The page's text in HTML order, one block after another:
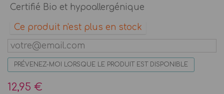
Certifié Bio et hypoallergénique
Ce produit n'est plus en stock
PRÉVENEZ-MOI LORSQUE LE PRODUIT EST DISPONIBLE
12,95 €